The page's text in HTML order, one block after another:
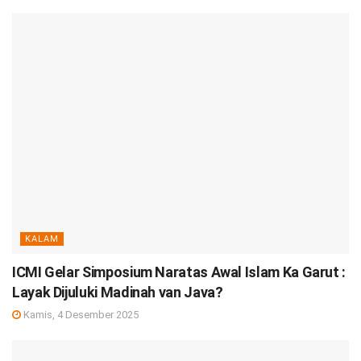
KALAM
ICMI Gelar Simposium Naratas Awal Islam Ka Garut :
Layak Dijuluki Madinah van Java?
Kamis, 4 Desember 2025